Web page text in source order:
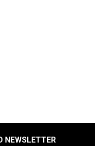
NEWSLETTER